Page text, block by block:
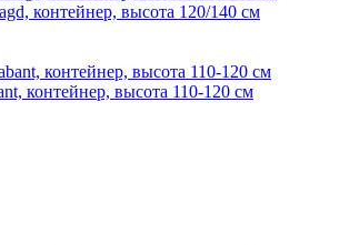
контейнер, высота 120/140 см
контейнер, высота 110-120 см